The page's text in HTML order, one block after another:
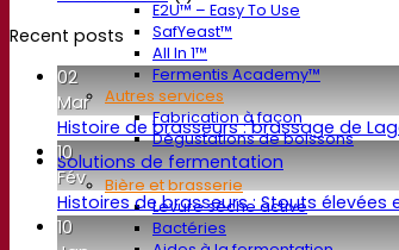
E2U™ – Easy To Use
SafYeast™
All In 1™
Fermentis Academy™
Autres services
Fabrication à façon
Dégustations de boissons
Solutions de fermentation
Bière et brasserie
Levure sèche active
Bactéries
Recent posts
02
Mar
Histoire de brasseurs : brassage de
10
Fév
Histoires de brasseurs : Stouts
10